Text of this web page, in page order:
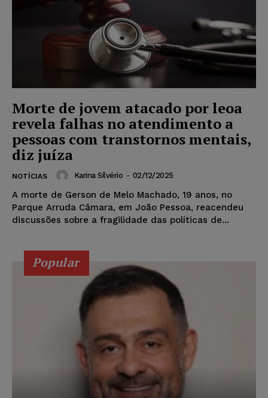
Morte de jovem atacado por leoa
revela falhas no atendimento a
pessoas com transtornos mentais,
diz juíza
NOTÍCIAS Karina Silvério - 02/12/2025
A morte de Gerson de Melo Machado, 19 anos, no
Parque Arruda Câmara, em João Pessoa, reacendeu
discussões sobre a fragilidade das políticas de...
Popular